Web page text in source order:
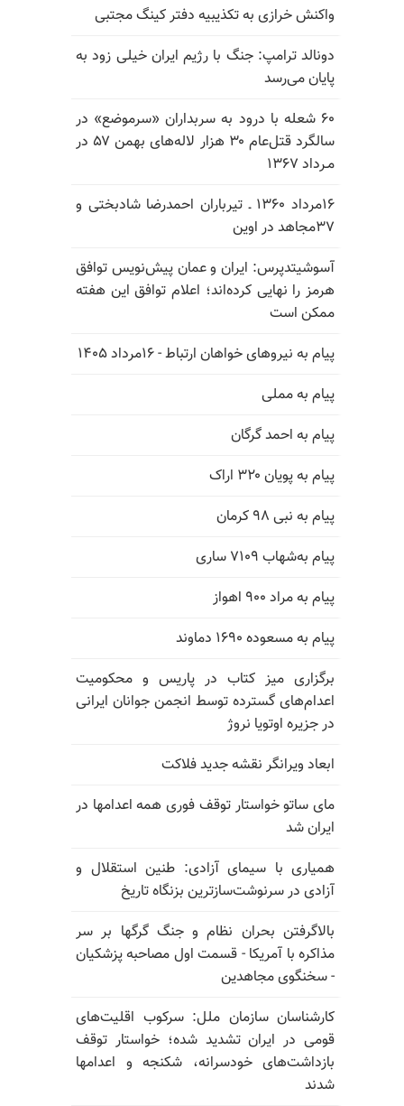
واکنش خرازی به تکذیبیه دفتر کینگ مجتبی
دونالد ترامپ: جنگ با رژیم ایران خیلی زود به
پایان می‌رسد
۶۰ شعله با درود به سربداران «سرموضع» در
سالگرد قتل‌عام ۳۰ هزار لاله‌های بهمن ۵۷ در
مـرداد ۱۳۶۷
۱۶مرداد ۱۳۶۰ ـ تیرباران احمدرضا شادبختی و
۳۷مجاهد در اوین
آسوشیتدپرس: ایران و عمان پیش‌نویس توافق
هرمز را نهایی کرده‌اند؛ اعلام توافق این هفته
ممکن است
پیام به نیروهای خواهان ارتباط - ۱۶مرداد ۱۴۰۵
پیام به مملی
پیام به احمد گرگان
پیام به پویان ۳۲۰ اراک
پیام به نبی ۹۸ کرمان
پیام به‌شهاب ۷۱۰۹ ساری
پیام به مراد ۹۰۰ اهواز
پیام به مسعوده ۱۶۹۰ دماوند
برگزاری میز کتاب در پاریس و محکومیت
اعدام‌های گسترده توسط انجمن جوانان ایرانی
در جزیره اوتویا نروژ
ابعاد ویرانگر نقشه جدید فلاکت
مای ساتو خواستار توقف فوری همه اعدامها در
ایران شد
همیاری با سیمای آزادی: طنین استقلال و
آزادی در سرنوشت‌سازترین بزنگاه تاریخ
بالا‌گرفتن بحران نظام و جنگ گرگها بر سر
مذاکره با آمریکا - قسمت اول مصاحبه پزشکیان
- سخنگوی مجاهدین
کارشناسان سازمان ملل: سرکوب اقلیت‌های
قومی در ایران تشدید شده؛ خواستار توقف
بازداشت‌های خودسرانه، شکنجه و اعدامها
شدند